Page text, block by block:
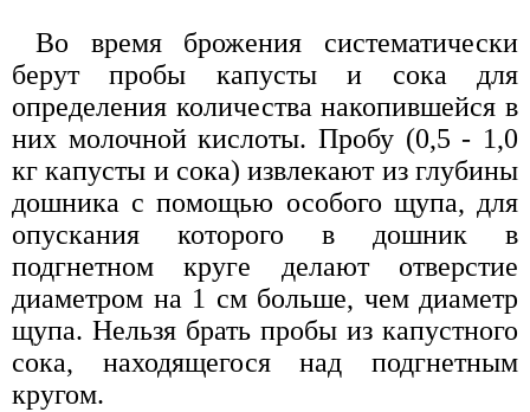
Во время брожения систематически
берут пробы капусты и сока для
определения количества накопившейся в
них молочной кислоты. Пробу (0,5 - 1,0
кг капусты и сока) извлекают из глубины
дошника с помощью особого щупа, для
опускания которого в дошник в
подгнетном круге делают отверстие
диаметром на 1 см больше, чем диаметр
щупа. Нельзя брать пробы из капустного
сока, находящегося над подгнетным
кругом.